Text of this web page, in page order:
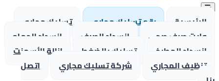
الرئيسية
رقم تسليك مجاري
تسليك مجاري
وايت صرف صحي
انسداد الصرف
انسداد الحمام
انسداد المطبخ
تسليك بالضغط
إزالة الأسمنت
تنظيف المجاري
شركة تسليك مجاري اتصل